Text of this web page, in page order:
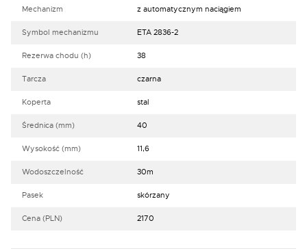
Mechanizm z automatycznym naciągiem
Symbol mechanizmu ETA 2836-2
Rezerwa chodu (h) 38
Tarcza czarna
Koperta stal
Średnica (mm) 40
Wysokość (mm) 11,6
Wodoszczelność 30m
Pasek skórzany
Cena (PLN) 2170